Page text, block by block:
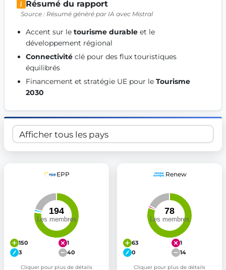
Get Involved
Become a member:Join us to advance digital democracy
Volunteer:Contribute your skills in technology, design,
Support democracy: Help us strengthen accountability
Résumé du rapport
Source : Résumé généré par IA avec Mistral
Accent sur le tourisme durable et le
développement régional
Connectivité clé pour des flux touristiques
équilibrés
Financement et stratégie UE pour le Tourisme
2030
EPP
150
1
3
40
Cliquer pour plus de détails
Renew
63
1
0
14
Cliquer pour plus de détails